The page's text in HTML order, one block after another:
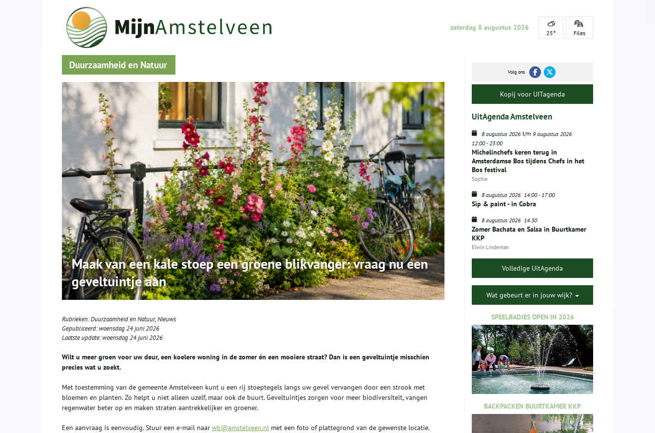
zaterdag 8 augustus 2026
25° Files
Duurzaamheid en Natuur
Maak van een kale stoep een groene blikvanger: vraag nu een
geveltuintje aan
Rubrieken:Duurzaamheid en Natuur,Nieuws
Gepubliceerd:woensdag 24 juni 2026
Laatste update:woensdag 24 juni 2026
Wilt u meer groen voor uw deur, een koelere woning in de zomer én een mooiere straat? Dan is een geveltuintje misschien
precies wat u zoekt.
Met toestemming van de gemeente Amstelveen kunt u een rij stoeptegels langs uw gevel vervangen door een strook met
bloemen en planten. Zo helpt u niet alleen uzelf, maar ook de buurt. Geveltuintjes zorgen voor meer biodiversiteit, vangen
regenwater beter op en maken straten aantrekkelijker en groener.
Een aanvraag is eenvoudig. Stuur een e-mail naar wb@amstelveen.nl met een foto of plattegrond van de gewenste locatie.
Volg ons
Kopij voor UITagenda
UitAgenda Amstelveen
8 augustus 2026 t/m 9 augustus 2026
12:00-23:00
Michelinchefs keren terug in
Amsterdamse Bos tijdens Chefs in het
Bos festival
Sophie
8 augustus 2026 14:00-17:00
Sip & paint - in Cobra
8 augustus 2026 14:30
Zomer Bachata en Salsa in Buurtkamer
KKP
Elwin Lindeman
Volledige UitAgenda
Wat gebeurt er in jouw wijk?
SPEELBADJES OPEN IN 2026
BACKPACKEN BUURTKAMER KKP